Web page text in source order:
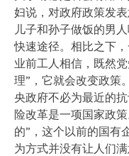
妇说，对政府政策发
儿子和孙子做饭的男
快速途径。相比之下
业前工人相信，既然
理”，它就会改变政策
央政府不必为最近的
险改革是一项国家政
的”，这个以前的国有
为方式并没有让人们满